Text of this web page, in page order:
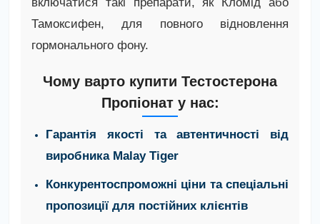
Тамоксифен, для повного відновлення
гормонального фону.
Чому варто купити Тестостерона
Пропіонат у нас:
Гарантія якості та автентичності від
виробника Malay Tiger
Конкурентоспроможні ціни та спеціальні
пропозиції для постійних клієнтів